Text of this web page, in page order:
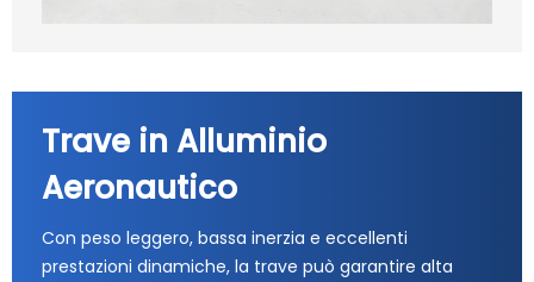
Trave in Alluminio
Aeronautico
Con peso leggero, bassa inerzia e eccellenti
prestazioni dinamiche, la trave può garantire alta